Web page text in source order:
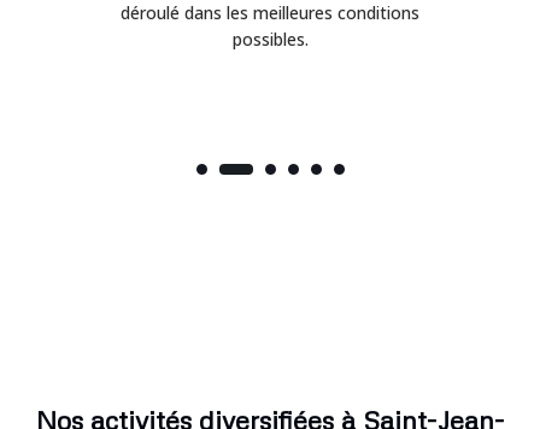
déroulé dans les meilleures conditions
possibles.
Nos activités diversifiées à Saint-Jean-